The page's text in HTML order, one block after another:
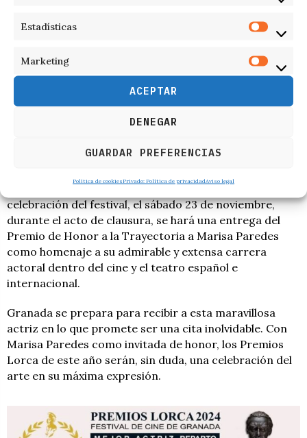
Estadísticas
Marketing
ACEPTAR
DENEGAR
GUARDAR PREFERENCIAS
Política de cookiesPrivado: Política de privacidadAviso legal
18,El coronel no tiene quien le escriba el jueves 21 y El
del Toro el viernes 22 como coronación de esta
exhibición. La proyección tendrá lugar en el Centro
Lorca a las 19 horas y contará con la asistencia de la
presentes algunas de las múltiples experiencias que ha
trayectoria profesional.
Por último y para cerrar el Ciclo, el último día de
celebración del festival, el sábado 23 de noviembre,
durante el acto de clausura, se hará una entrega del
Premio de Honor a la Trayectoria a Marisa Paredes
como homenaje a su admirable y extensa carrera
actoral dentro del cine y el teatro español e
internacional.
Granada se prepara para recibir a esta maravillosa
actriz en lo que promete ser una cita inolvidable. Con
Marisa Paredes como invitada de honor, los Premios
Lorca de este año serán, sin duda, una celebración del
arte en su máxima expresión.